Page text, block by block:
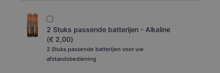
2 Stuks passende batterijen - Alkaline
(€ 2,00)
2 Stuks passende batterijen voor uw
afstandsbediening